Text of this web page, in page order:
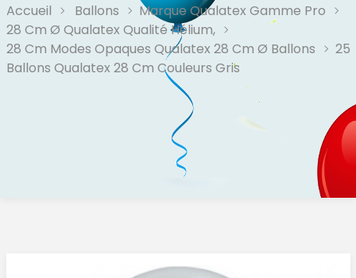
Accueil Ballons
Marque Qualatex Gamme Pro
28 Cm Ø Qualatex Qualité Hélium,
28 Cm Modes Opaques Qualatex 28 Cm Ø Ballons
25
Ballons Qualatex 28 Cm Couleurs Gris